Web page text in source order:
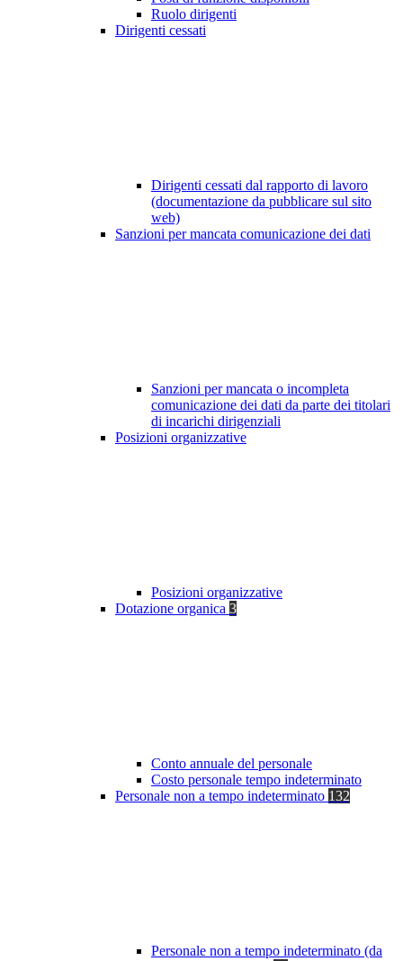
Ruolo dirigenti
Dirigenti cessati
Dirigenti cessati dal rapporto di lavoro
(documentazione da pubblicare sul sito
web)
Sanzioni per mancata comunicazione dei dati
Sanzioni per mancata o incompleta
comunicazione dei dati da parte dei titolari
di incarichi dirigenziali
Posizioni organizzative
Posizioni organizzative
Dotazione organica 3
Conto annuale del personale
Costo personale tempo indeterminato
Personale non a tempo indeterminato 132
Personale non a tempo indeterminato (da